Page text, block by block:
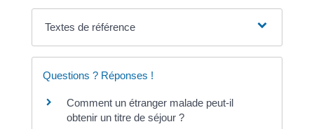
Textes de référence
Questions ? Réponses !
Comment un étranger malade peut-il
obtenir un titre de séjour ?